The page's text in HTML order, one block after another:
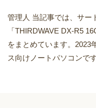
管理人 当記事では、サー
「THIRDWAVE DX-R5
をまとめています。2023
ス向けノートパソコンで